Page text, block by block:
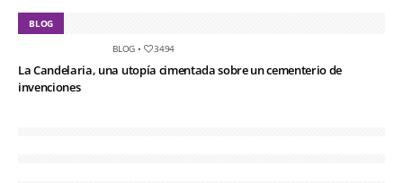
BLOG
BLOG • 3494
La Candelaria, una utopía cimentada sobre un cementerio de
invenciones